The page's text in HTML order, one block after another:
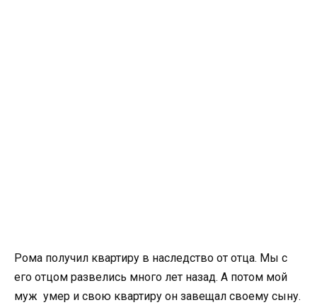
Рома получил квартиру в наследство от отца. Мы с
его отцом развелись много лет назад. А потом мой
муж умер и свою квартиру он завещал своему сыну.